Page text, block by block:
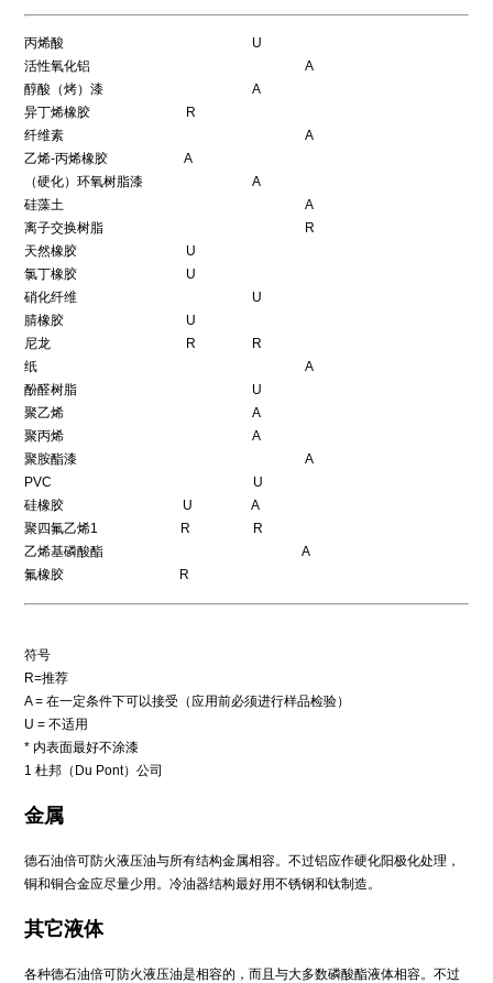
丙烯酸 U
活性氧化铝 A
醇酸（烤）漆 A
异丁烯橡胶 R
纤维素 A
乙烯-丙烯橡胶 A
（硬化）环氧树脂漆 A
硅藻土 A
离子交换树脂 R
天然橡胶 U
氯丁橡胶 U
硝化纤维 U
腈橡胶 U
尼龙 R R
纸 A
酚醛树脂 U
聚乙烯 A
聚丙烯 A
聚胺酯漆 A
PVC U
硅橡胶 U A
聚四氟乙烯1 R R
乙烯基磷酸酯 A
氟橡胶 R
符号
R=推荐
A = 在一定条件下可以接受（应用前必须进行样品检验）
U = 不适用
* 内表面最好不涂漆
1 杜邦（Du Pont）公司
金属
德石油倍可防火液压油与所有结构金属相容。不过铝应作硬化阳极化处理，
铜和铜合金应尽量少用。冷油器结构最好用不锈钢和钛制造。
其它液体
各种德石油倍可防火液压油是相容的，而且与大多数磷酸酯液体相容。不过